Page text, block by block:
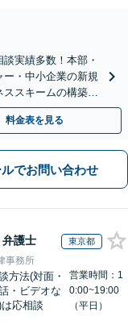
実績多数！本部・
ー・中小企業の新規
スキームの構築支
田駅4分】
料金表を見る
ルでお問い合わせ
弁護士 東京都
事務所
方法(対面・
・ビデオな
は応相談
営業時間：1
0:00~19:00
（平日）